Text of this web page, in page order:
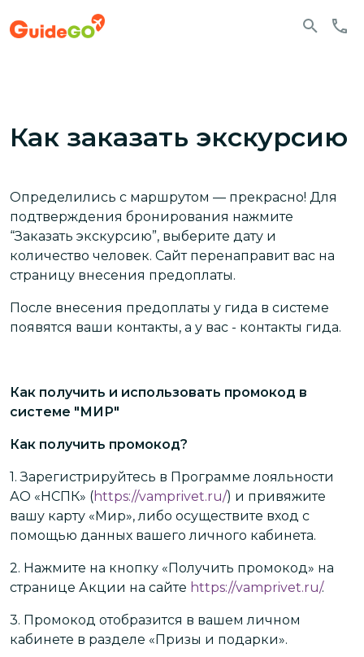
Как заказать экскурсию
Определились с маршрутом — прекрасно! Для
подтверждения бронирования нажмите
“Заказать экскурсию”, выберите дату и
количество человек. Сайт перенаправит вас на
страницу внесения предоплаты.
После внесения предоплаты у гида в системе
появятся ваши контакты, а у вас - контакты гида.
Как получить и использовать промокод в
системе "МИР"
Как получить промокод?
1.Зарегистрируйтесь в Программе лояльности
АО «НСПК» (https://vamprivet.ru/) и привяжите
вашу карту «Мир», либо осуществите вход с
помощью данных вашего личного кабинета.
2. Нажмите на кнопку «Получить промокод» на
странице Акции на сайте https://vamprivet.ru/.
3. Промокод отобразится в вашем личном
кабинете в разделе «Призы и подарки».